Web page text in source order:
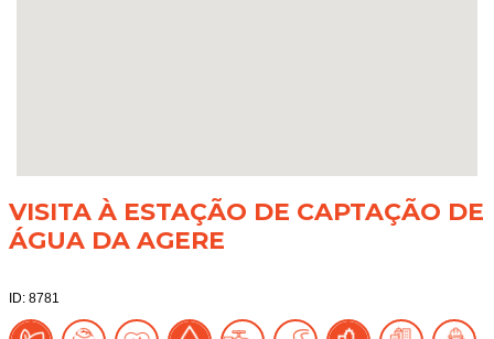
VISITA À ESTAÇÃO DE CAPTAÇÃO DE
ÁGUA DA AGERE
ID: 8781